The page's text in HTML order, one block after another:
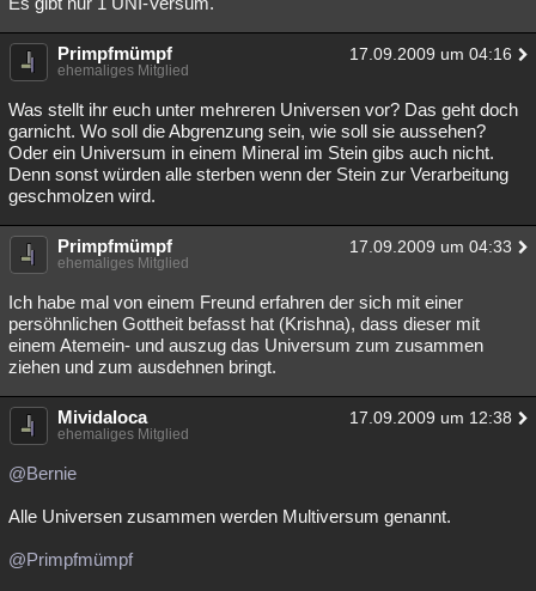
Primpfmümpf 17.09.2009 um 04:16
ehemaliges Mitglied
Was stellt ihr euch unter mehreren Universen vor? Das geht doch
garnicht. Wo soll die Abgrenzung sein, wie soll sie aussehen?
Oder ein Universum in einem Mineral im Stein gibs auch nicht.
Denn sonst würden alle sterben wenn der Stein zur Verarbeitung
geschmolzen wird.
Primpfmümpf 17.09.2009 um 04:33
ehemaliges Mitglied
Ich habe mal von einem Freund erfahren der sich mit einer
persöhnlichen Gottheit befasst hat (Krishna), dass dieser mit
einem Atemein- und auszug das Universum zum zusammen
ziehen und zum ausdehnen bringt.
Mividaloca 17.09.2009 um 12:38
ehemaliges Mitglied
@Bernie
Alle Universen zusammen werden Multiversum genannt.
@Primpfmümpf